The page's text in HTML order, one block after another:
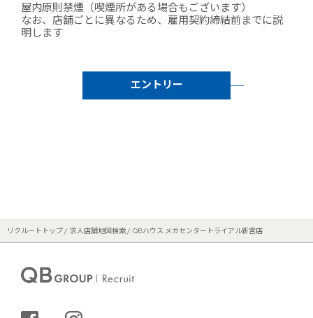
屋内原則禁煙（喫煙所がある場合もございます）
なお、店舗ごとに異なるため、雇用契約締結前までに説
明します
エントリー
リクルートトップ 求人店舗地図検索 QBハウス メガセンタートライアル新宮店